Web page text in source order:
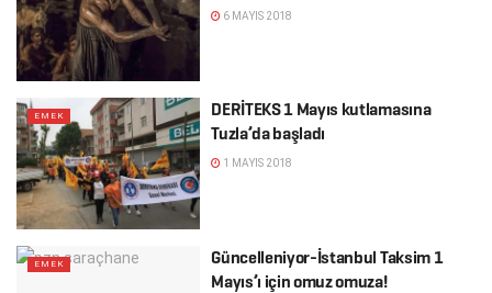
6 MAYIS 2018
EMEK
DERİTEKS 1 Mayıs kutlamasına
Tuzla’da başladı
1 MAYIS 2018
EMEK
Güncelleniyor-İstanbul Taksim 1
Mayıs’ı için omuz omuza!